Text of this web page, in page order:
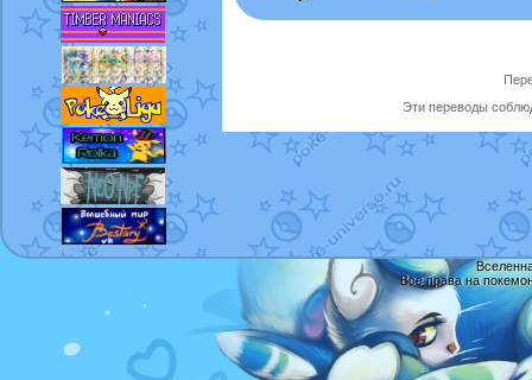
Эти переводы
Все права на